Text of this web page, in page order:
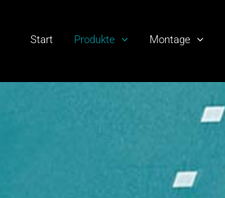
Start Produkte Montage